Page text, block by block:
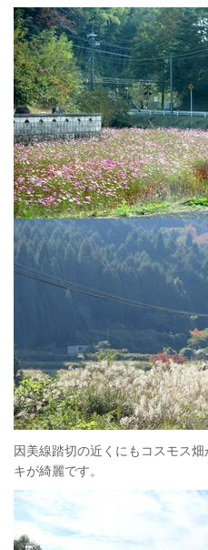
因美線踏切の近くにもコスモ
キが綺麗です。